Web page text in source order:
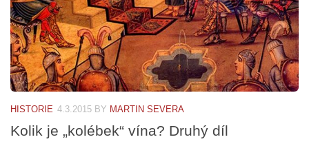
HISTORIE 4.3.2015 BY MARTIN SEVERA
Kolik je „kolébek“ vína? Druhý díl